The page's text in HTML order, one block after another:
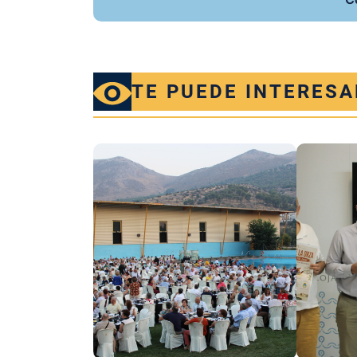
TE PUEDE